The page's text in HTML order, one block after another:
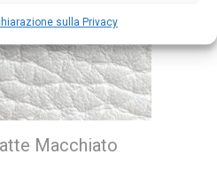
sulla Privacy
Macchiato